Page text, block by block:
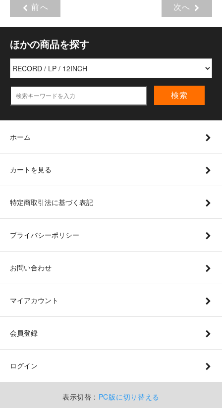
前へ 次へ
ほかの商品を探す
検索
ホーム
カートを見る
特定商取引法に基づく表記
プライバシーポリシー
お問い合わせ
マイアカウント
会員登録
ログイン
表示切替 : PC版に切り替える